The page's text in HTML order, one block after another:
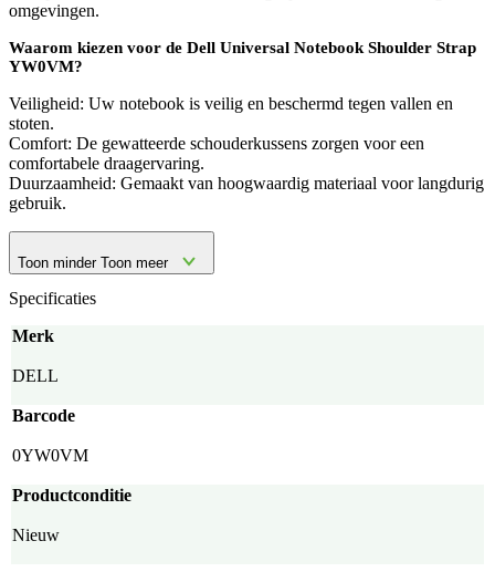
omgevingen.
Waarom kiezen voor de Dell Universal Notebook Shoulder Strap
YW0VM?
Veiligheid: Uw notebook is veilig en beschermd tegen vallen en
stoten.
Comfort: De gewatteerde schouderkussens zorgen voor een
comfortabele draagervaring.
Duurzaamheid: Gemaakt van hoogwaardig materiaal voor langdurig
gebruik.
Toon minder Toon meer
Specificaties
Merk
DELL
Barcode
0YW0VM
Productconditie
Nieuw